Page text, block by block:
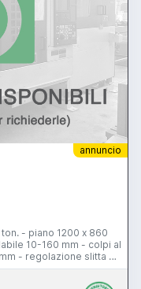
annuncio
- piano 1200 x 860
10-160 mm - colpi al
- regolazione slitta 70
25 hp -
mm